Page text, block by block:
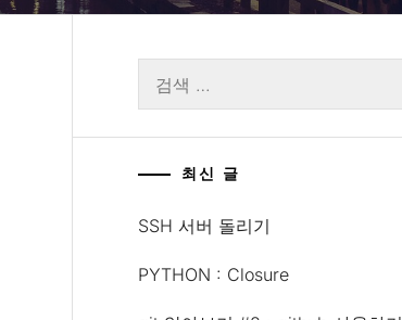
색:
최신 글
SSH 서버 돌리기
PYTHON : Closure